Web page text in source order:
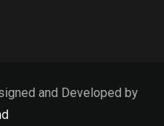
and Developed by